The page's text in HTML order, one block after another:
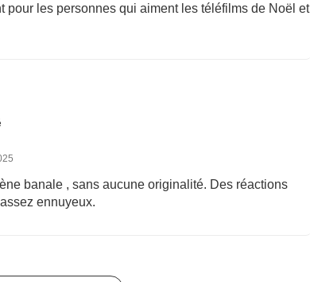
pour les personnes qui aiment les téléfilms de Noël et
banale , sans aucune originalité. Des réactions
ennuyeux.